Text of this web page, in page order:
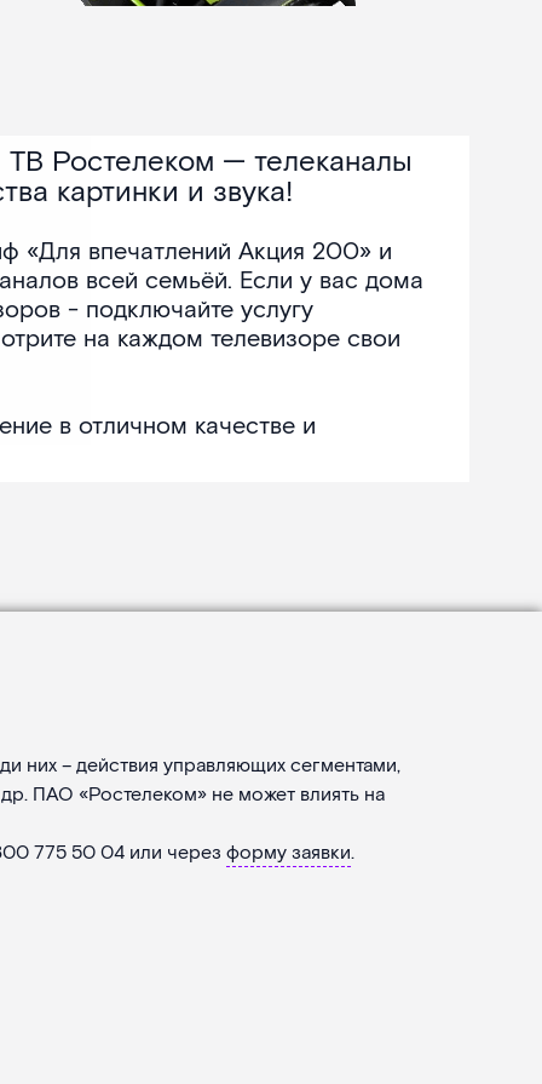
ТВ Ростелеком — телеканалы
картинки и звука!
«Для впечатлений Акция 200» и
всей семьёй. Если у вас дома
- подключайте услугу
на каждом телевизоре свои
в отличном качестве и
них – действия управляющих сегментами,
ПАО «Ростелеком» не может влиять на
775 50 04 или через форму заявки.